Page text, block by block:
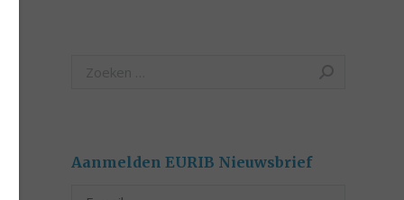
Search:
Aanmelden EURIB Nieuwsbrief